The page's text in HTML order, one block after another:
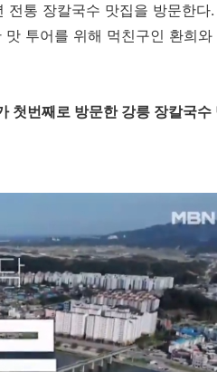
통 장칼국수 맛집을 방문한다.
투어를 위해 먹친구인 환희와
첫번째로 방문한 강릉 장칼국수